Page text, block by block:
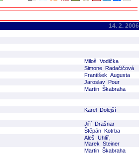
14. 2. 2006
Miloš Vodička
Simone Radačičová
František Augusta
Jaroslav Pour
Martin Škabraha
Karel Dolejší
Jiří Drašnar
Štěpán Kotrba
Aleš Uhlíř,
Marek Steiner
Martin Škabraha